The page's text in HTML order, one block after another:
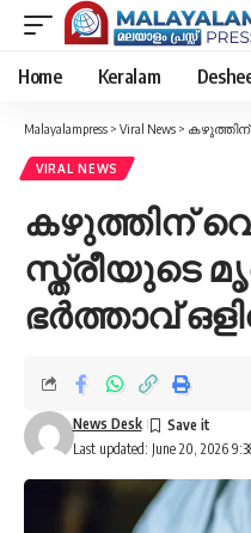
Home Keralam
Malayalampress > Viral News > കഴുത്തിന്
VIRAL NEWS
കഴുത്തിന്
സ്ത്രീയുടെ
ഭർത്താവ്
Last updated: June 20, 2026
News Desk